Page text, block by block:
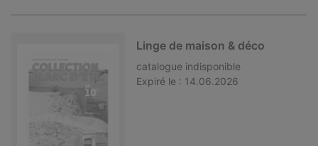
Linge de maison & déco
catalogue indisponible
Expiré le : 14.06.2026